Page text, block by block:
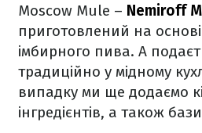
Moscow Mule – Nemiroff
приготовлений на основі
імбирного пива. А
традиційно у мідному
випадку ми ще додаємо
інгредієнтів, а також